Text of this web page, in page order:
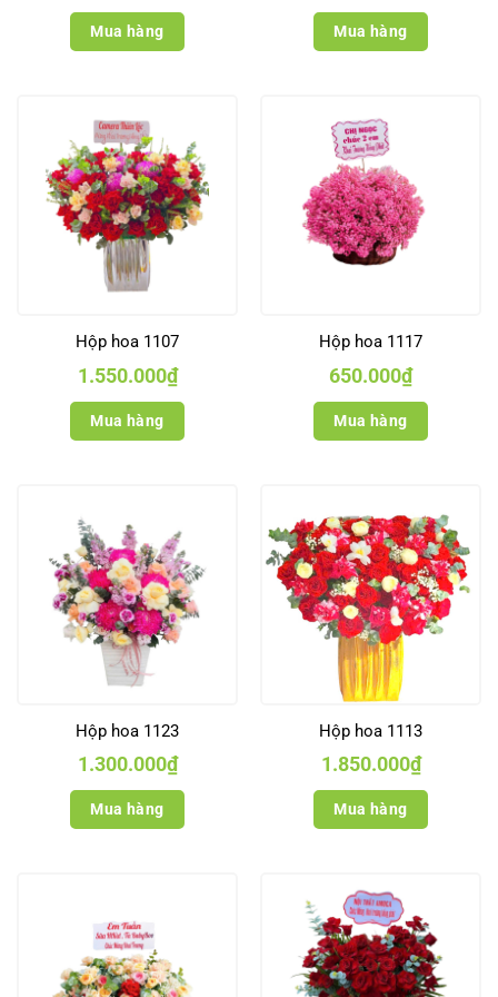
Mua hàng Mua hàng
Hộp hoa 1107
1.550.000₫
Mua hàng
Hộp hoa 1117
650.000₫
Mua hàng
Hộp hoa 1123
1.300.000₫
Mua hàng
Hộp hoa 1113
1.850.000₫
Mua hàng